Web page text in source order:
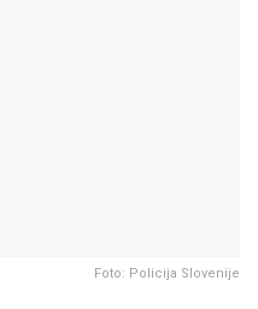
Foto: Policija Slovenije